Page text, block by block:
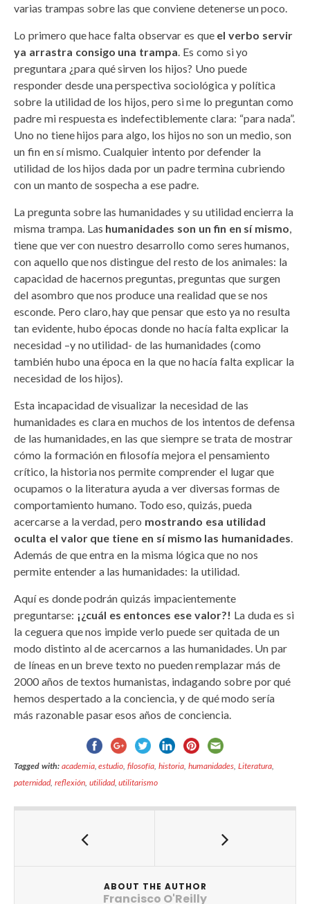
varias trampas sobre las que conviene detenerse un poco.
Lo primero que hace falta observar es queel verbo servir
ya arrastra consigo una trampa. Es como si yo
preguntara ¿para qué sirven los hijos? Uno puede
responder desde una perspectiva sociológica y política
sobre la utilidad de los hijos, pero si me lo preguntan como
padre mi respuesta es indefectiblemente clara: “para nada”.
Uno no tiene hijos para algo, los hijos no son un medio, son
un fin en sí mismo. Cualquier intento por defender la
utilidad de los hijos dada por un padre termina cubriendo
con un manto de sospecha a ese padre.
La pregunta sobre las humanidades y su utilidad encierra la
misma trampa. Las humanidades son un fin en sí mismo,
tiene que ver con nuestro desarrollo como seres humanos,
con aquello que nos distingue del resto de los animales: la
capacidad de hacernos preguntas, preguntas que surgen
del asombro que nos produce una realidad que se nos
esconde. Pero claro, hay que pensar que esto ya no resulta
tan evidente, hubo épocas donde no hacía falta explicar la
necesidad –y no utilidad- de las humanidades (como
también hubo una época en la que no hacía falta explicar la
necesidad de los hijos).
Esta incapacidad de visualizar la necesidad de las
humanidades es clara en muchos de los intentos de defensa
de las humanidades, en las que siempre se trata de mostrar
cómo la formación en filosofía mejora el pensamiento
crítico, la historia nos permite comprender el lugar que
ocupamos o la literatura ayuda a ver diversas formas de
comportamiento humano. Todo eso, quizás, pueda
acercarse a la verdad, pero mostrando esa utilidad
oculta el valor que tiene en sí mismo las humanidades.
Además de que entra en la misma lógica que no nos
permite entender a las humanidades: la utilidad.
Aquí es donde podrán quizás impacientemente
preguntarse: ¡¿cuál es entonces ese valor?! La duda es si
la ceguera que nos impide verlo puede ser quitada de un
modo distinto al de acercarnos a las humanidades. Un par
de líneas en un breve texto no pueden remplazar más de
2000 años de textos humanistas, indagando sobre por qué
hemos despertado a la conciencia, y de qué modo sería
más razonable pasar esos años de conciencia.
Tagged with: academia,estudio ,filosofía ,historia humanidades, Literatura,
paternidad, reflexión, utilidad,utilitarismo
ABOUT THE AUTHOR
Francisco O'Reilly